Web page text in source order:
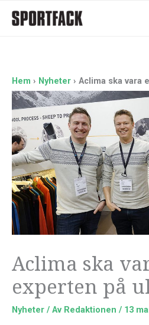
Hem Nyheter Aclima ska vara
Aclima ska
experten på
Nyheter / Av Redaktionen / 13